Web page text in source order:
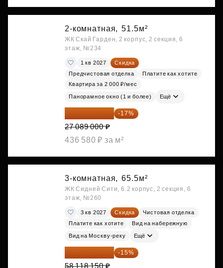
2-комнатная, 51.5м²
ЖК Скай Гарден, 2 корпус, 2 секция, 6
этаж, №234
1 кв 2027
Скидка
Предчистовая отделка
Платите как хотите
Квартира за 2 000 ₽/мес
Панорамное окно (1 и более) Ещё
22 483 870 ₽ -17%
27 089 000 ₽
436 580 ₽ за м²
3-комнатная, 65.5м²
ЖК Сидней Сити, 6.2 корпус, 2 секция, 6
этаж, №260
3 кв 2027 Скидка
Чистовая отделка
Платите как хотите
Вид на набережную
Вид на Москву-реку Ещё
49 400 428 ₽ -15%
58 118 150 ₽